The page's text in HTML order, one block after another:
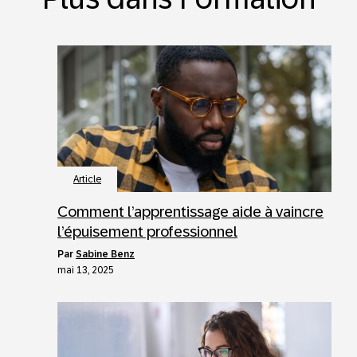
Article
Comment l’apprentissage aide à vaincre
l’épuisement professionnel
par Sabine Benz
mai 13, 2025